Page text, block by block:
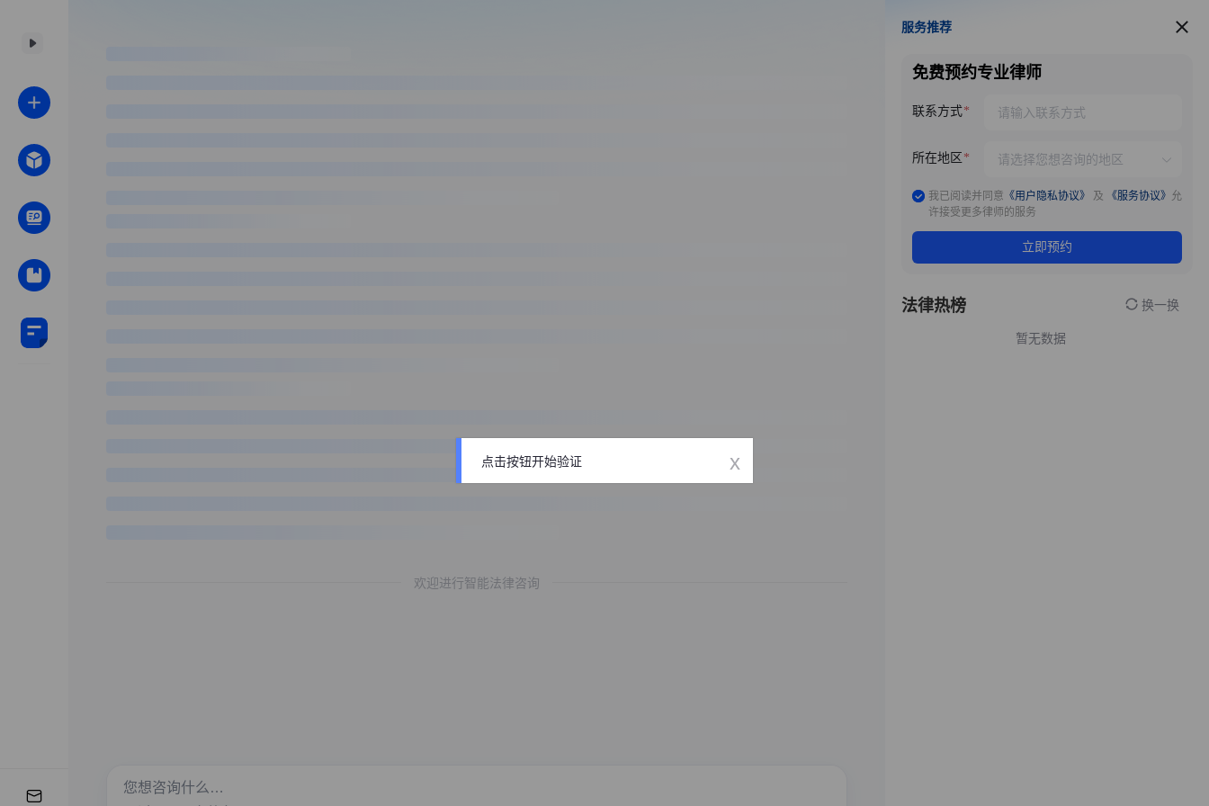
欢迎进行智能法律咨询
服务推荐
服务推荐
免费预约专业律师
联系方式
所在地区
我已阅读并同意 《用户隐私协议》 及 《服务协议》 允
许接受更多律师的服务
立即预约
法律热榜 换一换
暂无数据
点击按钮开始验证 x